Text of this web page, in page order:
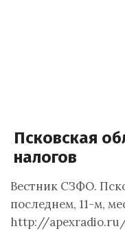
Псковская
налогов
Вестник СЗФО.
последнем, 11-м,
http://apexradio.ru/